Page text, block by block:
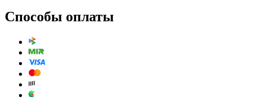
Способы оплаты